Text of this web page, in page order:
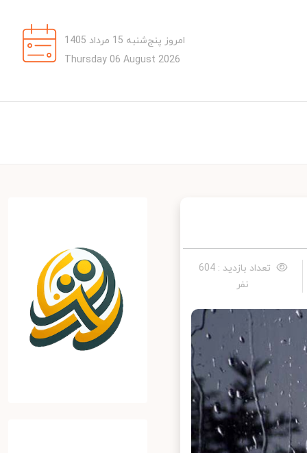
امروز پنج‌شنبه 15 مرداد 1405
Thursday 06 August 2026
تعداد بازدید : 604
نفر